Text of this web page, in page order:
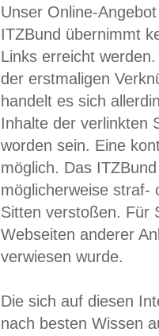
Unser Online-
ITZBund übernimmt
Links erreicht
der erstmaligen
handelt es sich
Inhalte der verlinkten
worden sein. Eine
möglich. Das
möglicherweise straf-
Sitten verstoßen. Für
Webseiten anderer
verwiesen wurde.
Die sich auf diesen
nach besten Wissen